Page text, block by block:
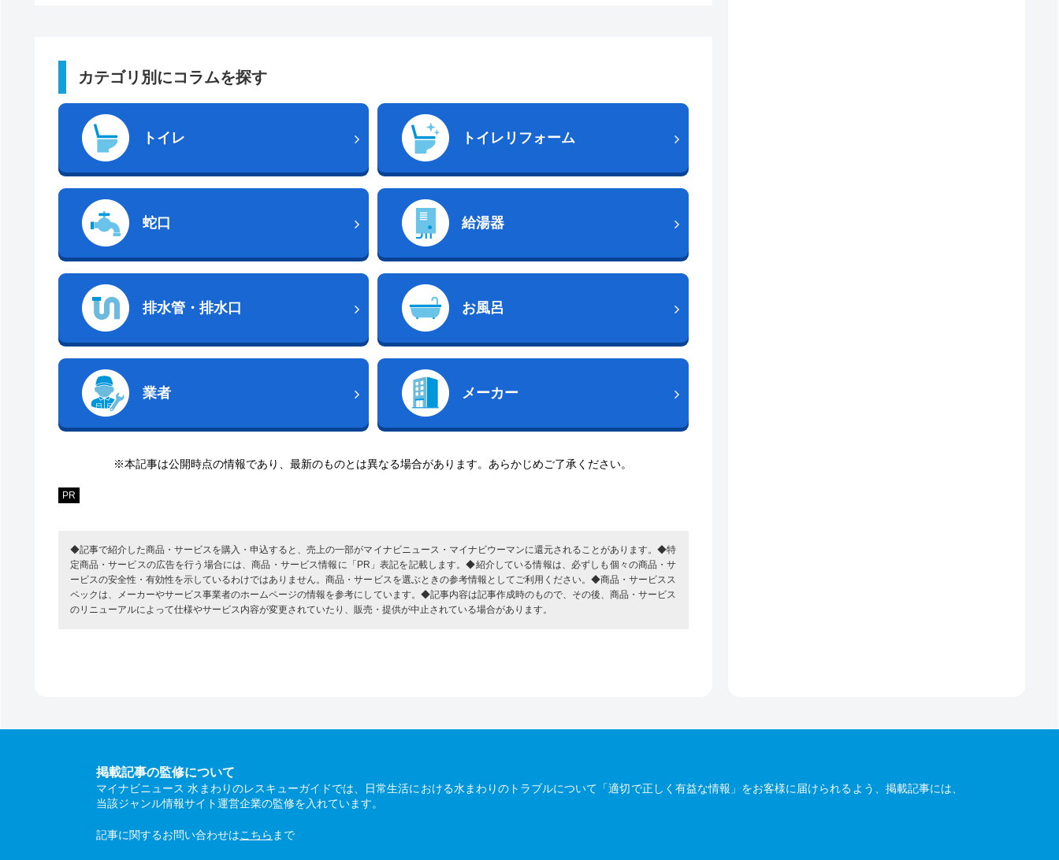
カテゴリ別にコラムを探す
トイレ トイレリフォーム
蛇口 給湯器
排水管・排水口 お風呂
業者 メーカー
※本記事は公開時点の情報であり、最新のものとは異なる場合があります。あらかじめご了承ください。
PR
◆記事で紹介した商品・サービスを購入・申込すると、売上の一部がマイナビニュース・マイナビウーマンに還元されることがあります。◆特
定商品・サービスの広告を行う場合には、商品・サービス情報に「PR」表記を記載します。◆紹介している情報は、必ずしも個々の商品・サ
ービスの安全性・有効性を示しているわけではありません。商品・サービスを選ぶときの参考情報としてご利用ください。◆商品・サービスス
ペックは、メーカーやサービス事業者のホームページの情報を参考にしています。◆記事内容は記事作成時のもので、その後、商品・サービス
のリニューアルによって仕様やサービス内容が変更されていたり、販売・提供が中止されている場合があります。
掲載記事の監修について
マイナビニュース 水まわりのレスキューガイドでは、日常生活における水まわりのトラブルについて「適切で正しく有益な情報」をお客様に届けられるよう、掲載記事には、
当該ジャンル情報サイト運営企業の監修を入れています。
記事に関するお問い合わせはこちら まで